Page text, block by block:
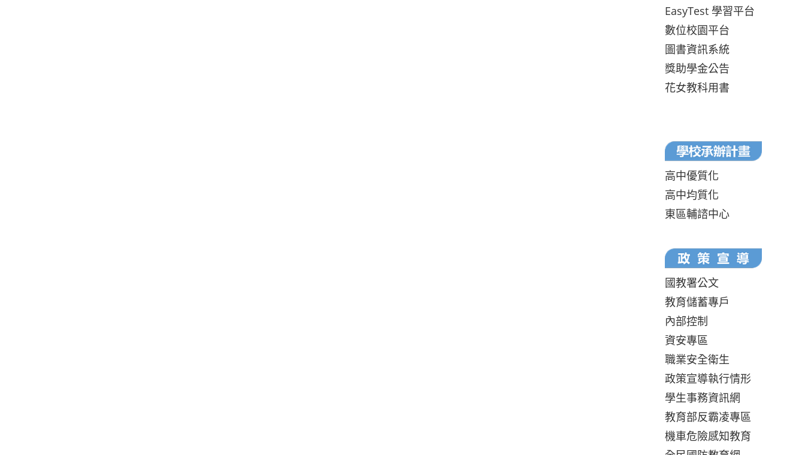
EasyTest 學習平台
數位校園平台
圖書資訊系統
獎助學金公告
花女教科用書
高中優質化
高中均質化
東區輔諮中心
國教署公文
教育儲蓄專戶
內部控制
資安專區
職業安全衛生
政策宣導執行情形
學生事務資訊網
教育部反霸凌專區
機車危險感知教育